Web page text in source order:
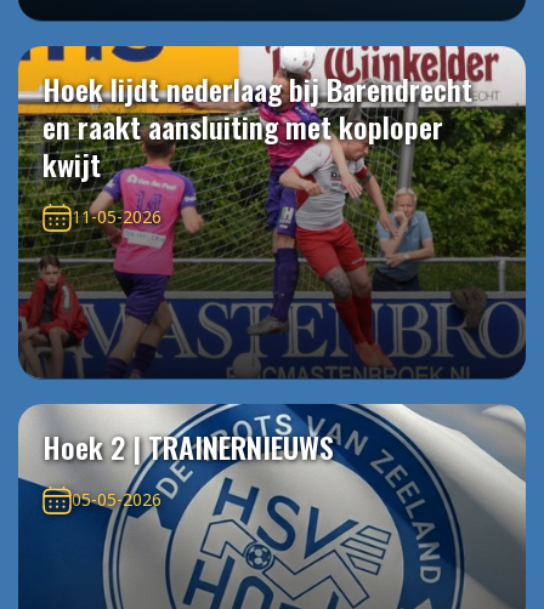
Hoek lijdt nederlaag bij Barendrecht
en raakt aansluiting met koploper
kwijt
11-05-2026
Hoek 2 | TRAINERNIEUWS
05-05-2026